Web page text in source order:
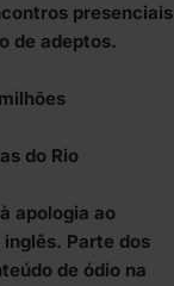
presenciais
de adeptos.
do Rio
apologia ao
Parte dos
de ódio na